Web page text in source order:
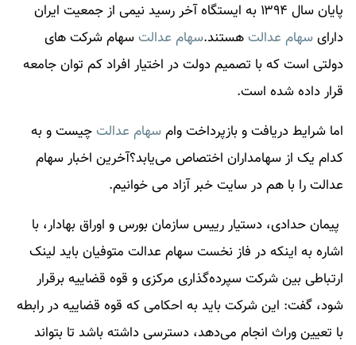
پایان سال ۱۳۹۴ به ایستگاه آخر رسید نیمی از جمعیت ایران
دارای سهام عدالت هستند.سهام عدالت سهام شرکت های
دولتی است که با تصمیم دولت در اختیار افراد کم توان جامعه
قرار داده شده است.
اما شرایط دریافت و بازپرداخت وام سهام عدالت چیست و به
کدام یک از سهامداران اختصاص می‌یابد؟آخرین اخبارسهام
عدالترا با هم در سایت خبر آزاد می خوانیم.
پیمان حدادی، دستیار رییس سازمان بورس و اوراق بهادار، با
اشاره به اینکه در فاز نخست سهام عدالت متوفیان باید لینک
ارتباطی بین شرکت سپرده‌گذاری مرکزی و قوه قضاییه برقرار
شود، گفت: این شرکت باید به احکامی که قوه قضاییه در رابطه
با تعیین وراث انجام می‌دهد، دسترسی داشته باشد تا بتواند